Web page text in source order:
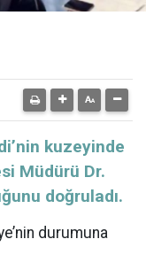
kuzeyinde
Müdürü Dr.
doğruladı.
durumuna